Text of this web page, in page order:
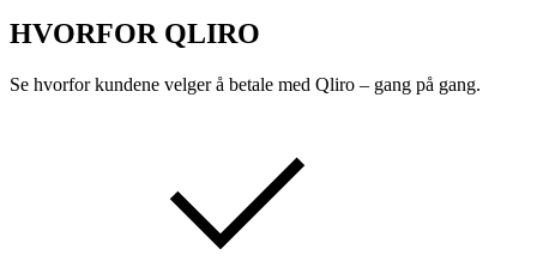
HVORFOR QLIRO
Se hvorfor kundene velger å betale med Qliro – gang på gang.